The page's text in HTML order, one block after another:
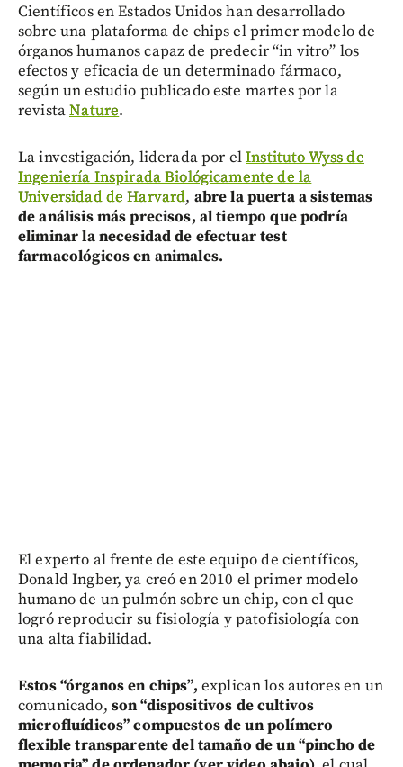
Científicos en Estados Unidos han desarrollado
sobre una plataforma de chips el primer modelo de
órganos humanos capaz de predecir “in vitro” los
efectos y eficacia de un determinado fármaco,
según un estudio publicado este martes por la
revistaNature.
La investigación, liderada por elInstituto Wyss de
Ingeniería Inspirada Biológicamente de la
Universidad de Harvard, abre la puerta a sistemas
de análisis más precisos, al tiempo que podría
eliminar la necesidad de efectuar test
farmacológicos en animales.
El experto al frente de este equipo de científicos,
Donald Ingber, ya creó en 2010 el primer modelo
humano de un pulmón sobre un chip, con el que
logró reproducir su fisiología y patofisiología con
una alta fiabilidad.
Estos “órganos en chips”, explican los autores en un
comunicado, son “dispositivos de cultivos
microfluídicos” compuestos de un polímero
flexible transparente del tamaño de un “pincho de